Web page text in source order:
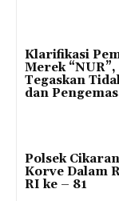
Klarifikasi
Merek
Tegaskan
dan
Polsek
Korve Dalam
RI ke – 81